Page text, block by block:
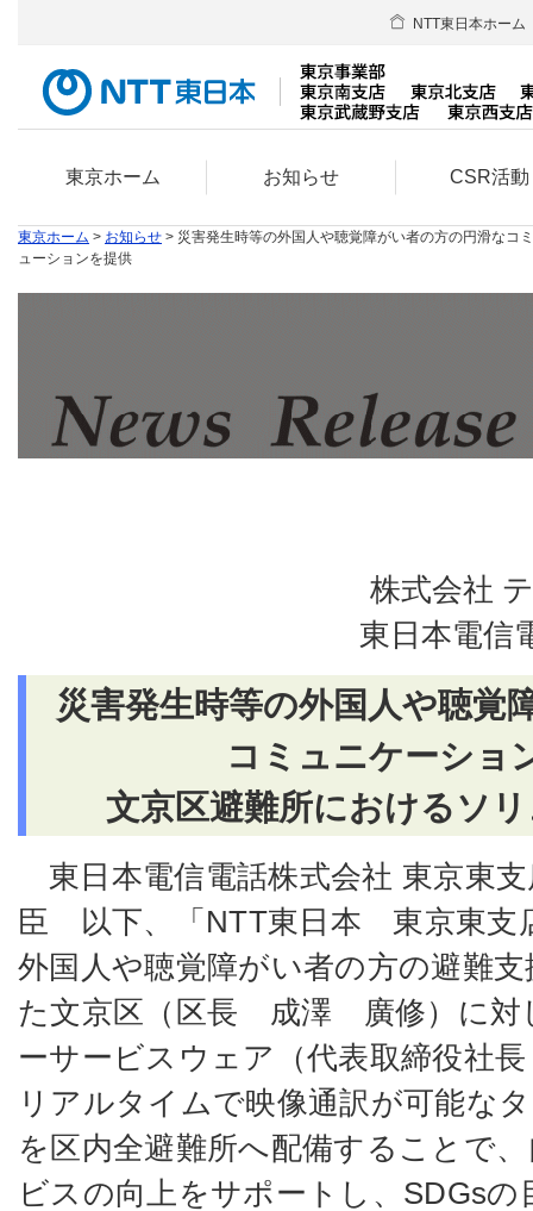
東京ホーム お知らせ CSR活動
NTT東日本ホーム
東京ホーム > お知らせ > 災害発生時等の外国人や聴覚障がい者の方の円滑なコ
ューションを提供
株式会社
東日本電信
災害発生時等の外国人や聴覚
コミュニケーショ
文京区避難所におけるソ
東日本電信電話株式会社 東京
臣 以下、「 NTT東日本 東京東支
外国人や聴覚障がい者の方の避難
た文京区（区長 成澤 廣修）に対
ーサービスウェア（代表取締役
リアルタイムで映像通訳が可能な
を区内全避難所へ配備することで
ビスの向上をサポートし、 SDGsの